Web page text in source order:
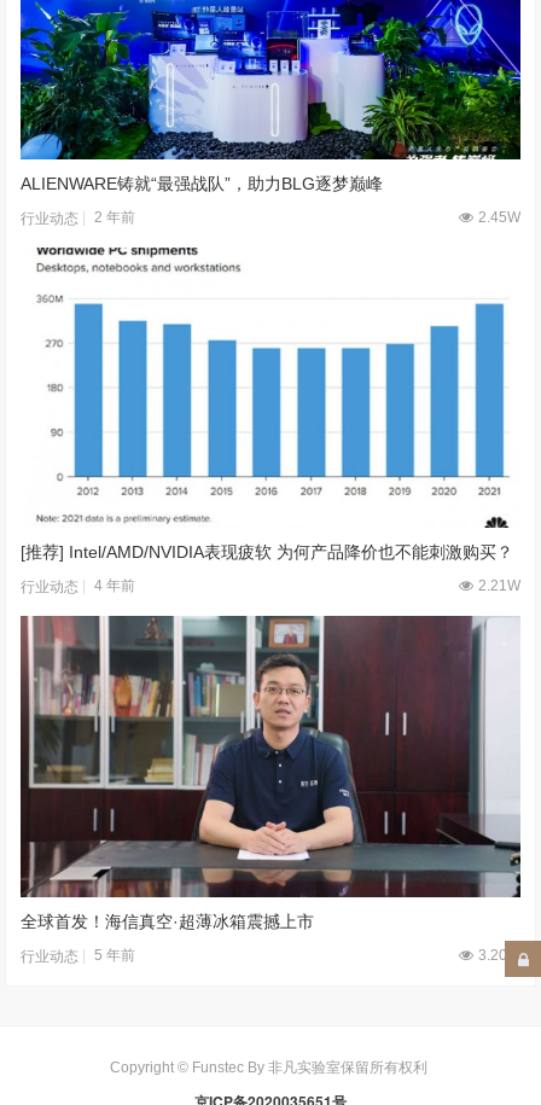
ALIENWARE铸就“最强战队”，助力BLG逐梦巅峰
行业动态 2 年前 2.45W
[推荐] Intel/AMD/NVIDIA表现疲软 为何产品降价也不能刺激购买？
行业动态 4 年前 2.21W
全球首发！海信真空·超薄冰箱震撼上市
行业动态 5 年前 3.20W
Copyright © Funstec By 非凡实验室保留所有权利